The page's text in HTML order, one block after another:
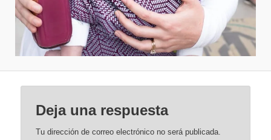
Deja una respuesta
Tu dirección de correo electrónico no será publicada.